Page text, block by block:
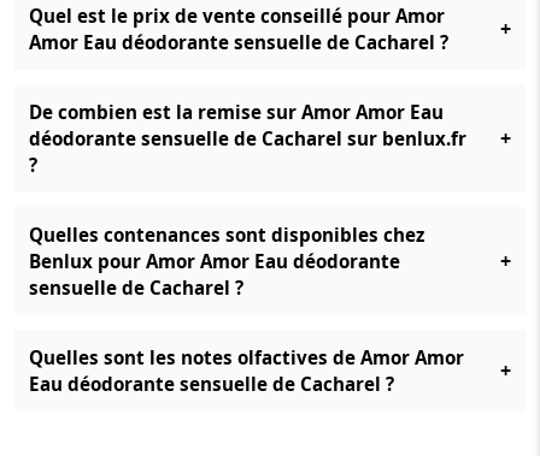
Quel est le prix de vente conseillé pour Amor
Amor Eau déodorante sensuelle de Cacharel ?
+
De combien est la remise sur Amor Amor Eau
déodorante sensuelle de Cacharel sur benlux.fr
?
+
Quelles contenances sont disponibles chez
Benlux pour Amor Amor Eau déodorante
sensuelle de Cacharel ?
+
Quelles sont les notes olfactives de Amor Amor
Eau déodorante sensuelle de Cacharel ?
+